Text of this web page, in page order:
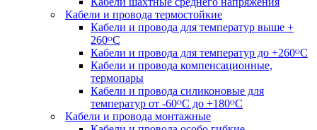
Кабели и провода термостойкие
Кабели и провода для температур выше +
260ᴼС
Кабели и провода для температур до +260ᴼС
Кабели и провода компенсационные,
термопары
Кабели и провода силиконовые для
температур от -60ᴼC до +180ᴼС
Кабели и провода монтажные